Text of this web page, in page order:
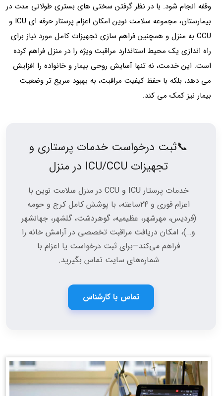
وقفه انجام شود. با در نظر گرفتن سختی‌ های بستری طولانی‌ مدت در
بیمارستان، مجموعه سلامت نوین امکان اعزام پرستار حرفه‌ ای ICU و
CCU به منزل و همچنین فراهم‌ سازی تجهیزات کامل مورد نیاز برای
راه‌ اندازی یک محیط استاندارد مراقبت ویژه را در منزل فراهم کرده
است. این خدمت، نه‌ تنها آسایش روحی بیمار و خانواده را افزایش
می‌ دهد، بلکه با حفظ کیفیت مراقبت، به بهبود سریع‌ تر وضعیت
بیمار نیز کمک می‌ کند.
📞ثبت درخواست خدمات پرستاری و
تجهیزات ICU/CCU در منزل
خدمات پرستار ICU و CCU در منزل سلامت نوین با
اعزام فوری و ۲۴ساعته، با پوشش کامل کرج و حومه
(فردیس، مهرشهر، عظیمیه، گوهردشت، گلشهر، جهانشهر
و…)، امکان دریافت مراقبت تخصصی در آرامش خانه را
فراهم می‌کند—برای ثبت درخواست یا اعزام با
شماره‌های سایت تماس بگیرید.
تماس با کارشناس